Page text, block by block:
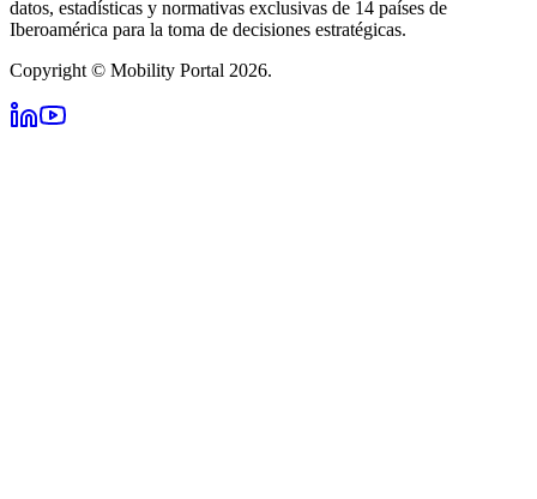
datos, estadísticas y normativas exclusivas de 14 países de
Iberoamérica para la toma de decisiones estratégicas.
Copyright © Mobility Portal 2026.